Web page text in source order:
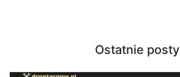
Ostatnie posty